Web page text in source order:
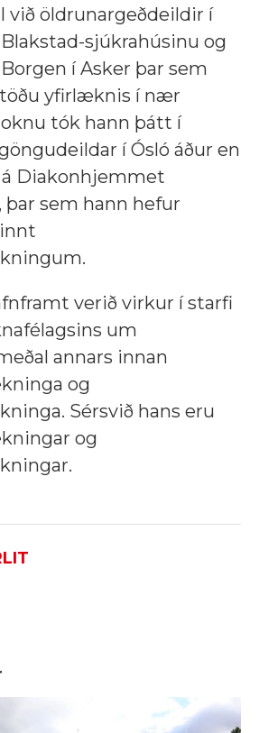
við öldrunargeðdeildir í
sjúkrahúsinu og
í Asker þar sem
yfirlæknis í nær
tók hann þátt í
í Ósló áður en
Diakonhjemmet
þar sem hann hefur
verið virkur í starfi
um
annars innan
og
Sérsvið hans eru
og